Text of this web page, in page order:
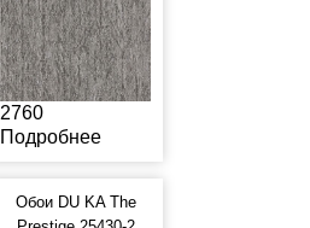
2760
Подробнее
Обои DU KA The